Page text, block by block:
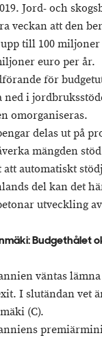
Jord- och
veckan att den
till 100
euro per år.
för
ned i
omorganiseras.
delas ut på
mängden
automatiskt
del kan det
utveckling
Budgethålet
väntas
I slutändan vet
(C).